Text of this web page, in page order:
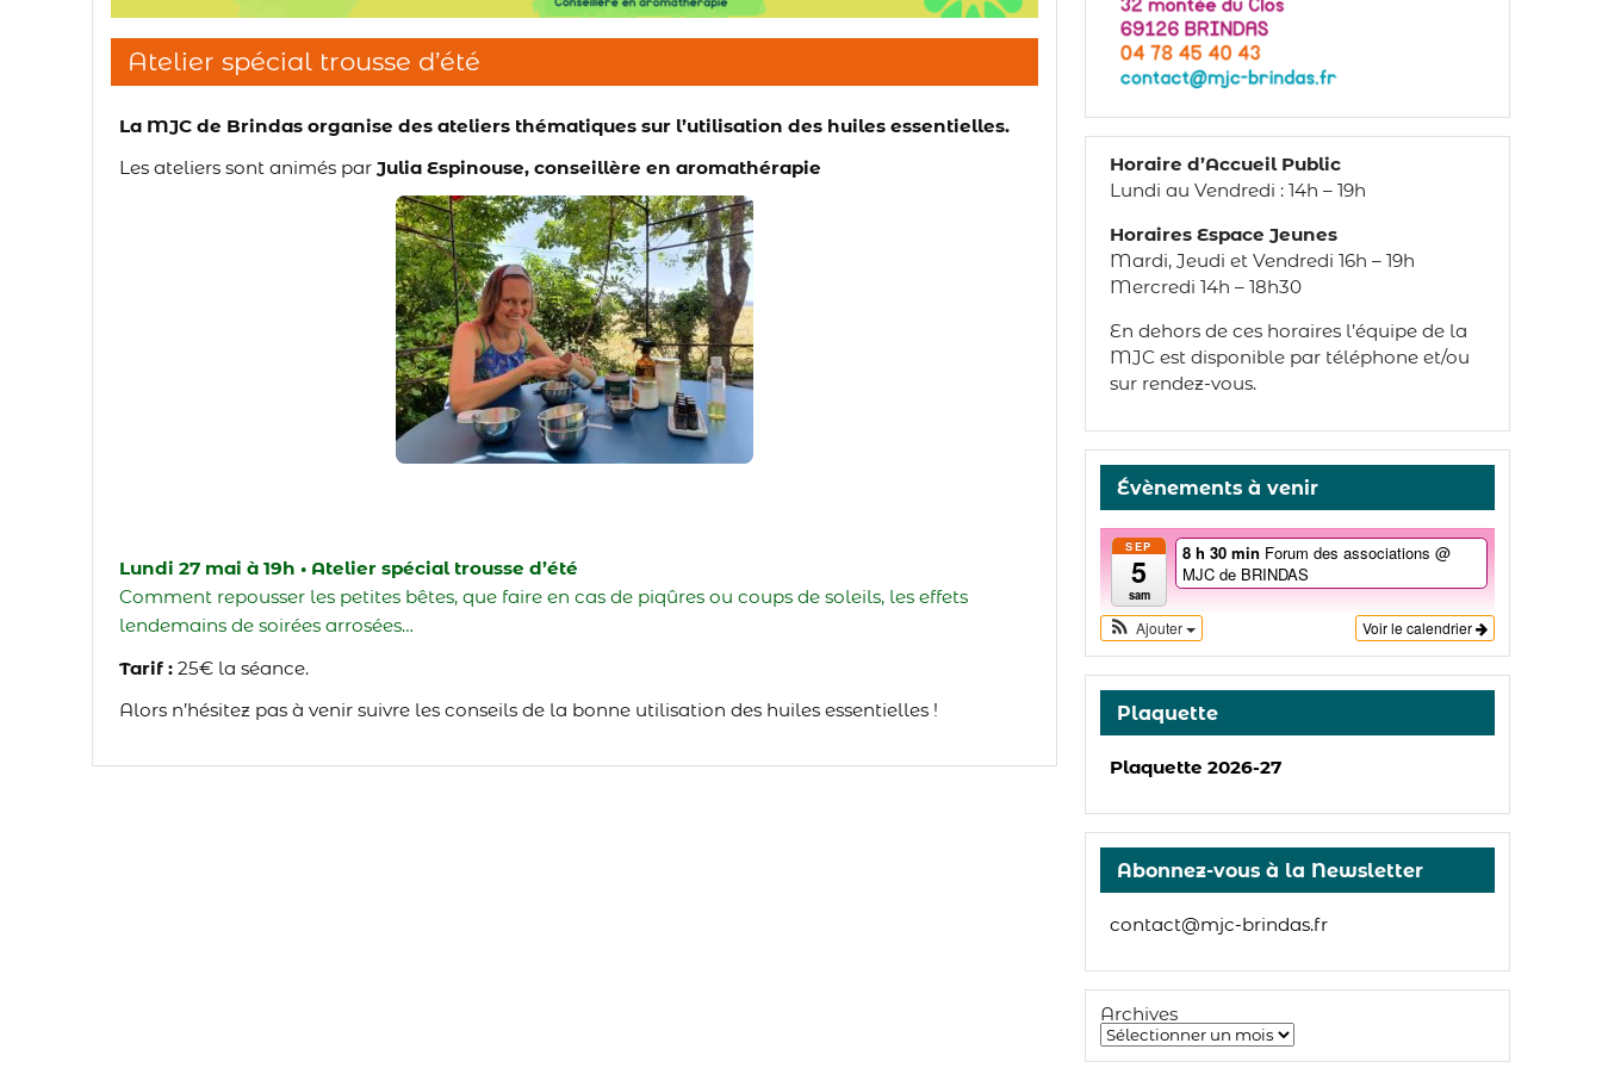
Atelier spécial trousse d’été
La MJC de Brindas organise des ateliers thématiques sur l’utilisation des huiles essentielles.
Les ateliers sont animés parJulia Espinouse, conseillère en aromathérapie
Lundi 27 mai à 19h • Atelier spécial trousse d’été
Comment repousser les petites bêtes, que faire en cas de piqûres ou coups de soleils, les effets
lendemains de soirées arrosées…
Tarif : 25€ la séance.
Alors n’hésitez pas à venir suivre les conseils de la bonne utilisation des huiles essentielles !
Horaire d’Accueil Public
Lundi au Vendredi : 14h – 19h
Horaires Espace Jeunes
Mardi, Jeudi et Vendredi 16h – 19h
Mercredi 14h – 18h30
En dehors de ces horaires l’équipe de la
MJC est disponible par téléphone et/ou
sur rendez-vous.
Évènements à venir
SEP
5
sam
8 h 30 min Forum des associations @
MJC de BRINDAS
Voir le calendrier
Ajouter
Plaquette
Plaquette 2026-27
Abonnez-vous à la Newsletter
contact@mjc-brindas.fr
Archives